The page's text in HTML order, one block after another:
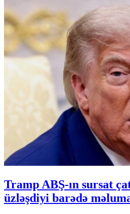
Tramp ABŞ-ın sursat
üzləşdiyi barədə